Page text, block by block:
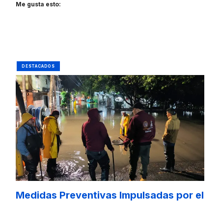
Me gusta esto:
DESTACADOS
Medidas Preventivas Impulsadas por el